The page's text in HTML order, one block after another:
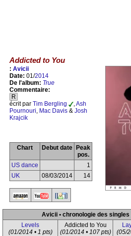
Addicted to You
: Avicii
Date: 01/2014
De l'album: True
Commentaire:
R
écrit par Tim Bergling ,Ash
Pournouri, Mac Davis & Josh
Krajcik
Chart Debut date
Peak
pos.
US dance
1
UK
08/03/2014 14
Avicii • chronologie des singles
Levels
(01/2014 • 1 pts)
Addicted to You
(01/2014 • 107 pts)
(05/